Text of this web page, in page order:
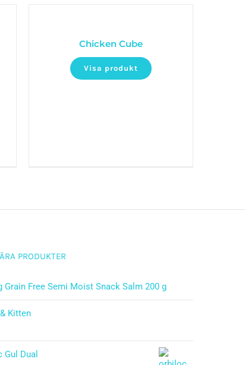
Chicken Cube
Visa produkt
PRODUKTER
Grain Free Semi Moist Snack Salm 200 g
Kitten
Gul Dual